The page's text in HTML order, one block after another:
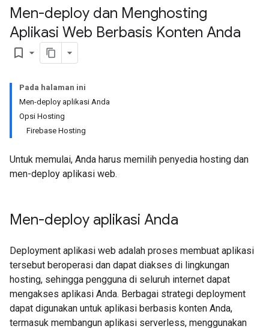
Men-deploy dan Menghosting
Aplikasi Web Berbasis Konten Anda
bookmark_border
Pada halaman ini
Men-deploy aplikasi Anda
Opsi Hosting
Firebase Hosting
Untuk memulai, Anda harus memilih penyedia hosting dan
men-deploy aplikasi web.
Men-deploy aplikasi Anda
Deployment aplikasi web adalah proses membuat aplikasi
tersebut beroperasi dan dapat diakses di lingkungan
hosting, sehingga pengguna di seluruh internet dapat
mengakses aplikasi Anda. Berbagai strategi deployment
dapat digunakan untuk aplikasi berbasis konten Anda,
termasuk membangun aplikasi serverless, menggunakan